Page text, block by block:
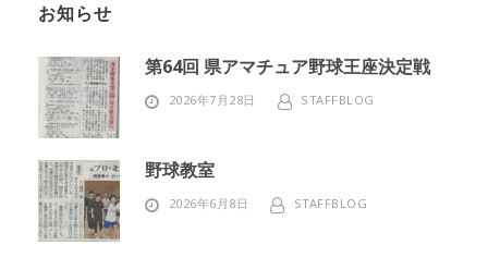
お知らせ
第64回 県アマチュア野球王座決定戦
2026年7月28日 STAFFBLOG
野球教室
2026年6月8日 STAFFBLOG